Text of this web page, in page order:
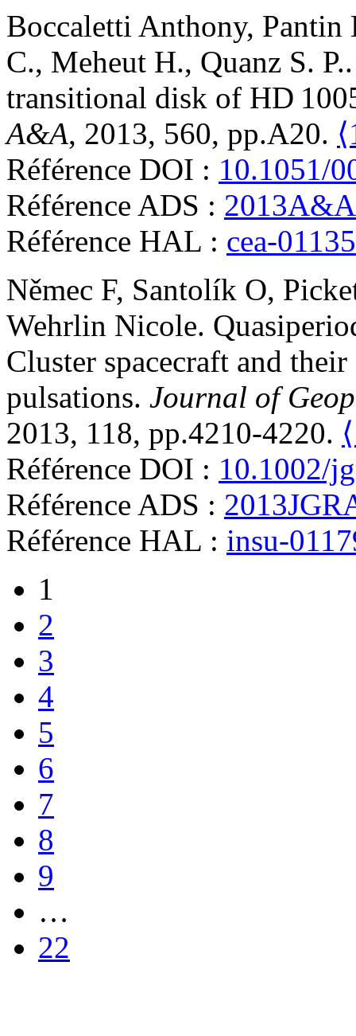
Boccaletti Anthony, Pantin
C., Meheut H., Quanz S. P.
transitional disk of HD
A&A, 2013, 560, pp.A20.
Référence DOI : 10.1051/
Référence ADS :
Référence HAL : cea-
Němec F, Santolík O,
Wehrlin Nicole.
Cluster spacecraft and
pulsations. Journal of
2013, 118, pp.4210-4220.
Référence DOI : 10.1002/
Référence ADS :
Référence HAL : insu-
1
2
3
4
5
6
7
8
9
…
22